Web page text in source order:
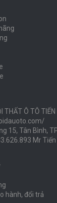
THẤT Ô TÔ
15, Tân Bình,
Mr Tiến
hành, đổi trả